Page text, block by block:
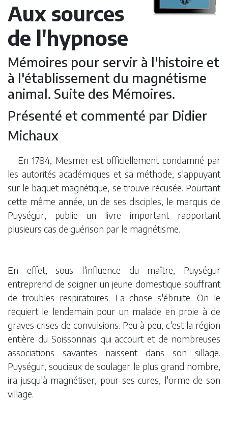
Aux sources
de l'hypnose
Mémoires pour servir à l'histoire et
à l'établissement du magnétisme
animal. Suite des Mémoires.
Présenté et commenté par Didier
Michaux
En 1784, Mesmer est officiellement condamné par
les autorités académiques et sa méthode, s'appuyant
sur le baquet magnétique, se trouve récusée. Pourtant
cette même année, un de ses disciples, le marquis de
Puységur, publie un livre important rapportant
plusieurs cas de guérison par le magnétisme.
En effet, sous l'influence du maître, Puységur
entreprend de soigner un jeune domestique souffrant
de troubles respiratoires. La chose s'ébruite. On le
requiert le lendemain pour un malade en proie à de
graves crises de convulsions. Peu à peu, c'est la région
entière du Soissonnais qui accourt et de nombreuses
associations savantes naissent dans son sillage.
Puységur, soucieux de soulager le plus grand nombre,
ira jusqu'à magnétiser, pour ses cures, l'orme de son
village.